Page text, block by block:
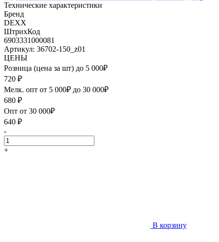
Технические характеристики
Бренд
DEXX
ШтрихКод
6903331000081
Артикул: 36702-150_z01
ЦЕНЫ
Розница (цена за шт) до 5 000₽
720 ₽
Мелк. опт от 5 000₽ до 30 000₽
680 ₽
Опт от 30 000₽
640 ₽
-
+
В корзину